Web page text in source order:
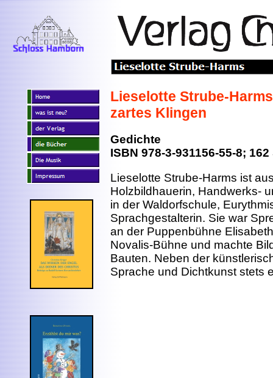
Lieselotte Strube-
zartes Klingen
Gedichte
ISBN 978-3-931156-55-8;
Lieselotte Strube-Harms ist
Holzbildhauerin, Handwerks-
in der Waldorfschule,
Sprachgestalterin. Sie war
an der Puppenbühne
Novalis-Bühne und machte
Bauten. Neben der
Sprache und Dichtkunst stets